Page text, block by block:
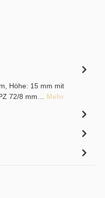
Höhe: 15 mm mit
72/8 mm… Mehr